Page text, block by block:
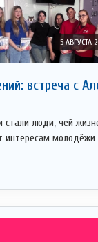
5 АВГУСТА
встреча с
стали люди, чей
интересам молодёжи